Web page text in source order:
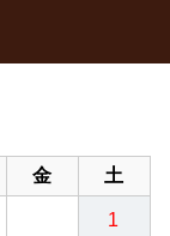
金 土
1